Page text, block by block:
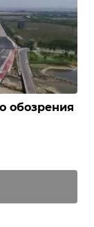
обозрения